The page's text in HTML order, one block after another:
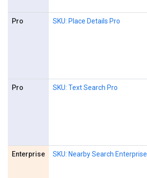
Pro SKU: Place Details Pro
Pro SKU: Text Search Pro
Enterprise SKU: Nearby Search Enterprise